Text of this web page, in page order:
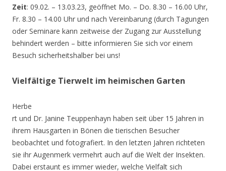
Zeit: 09.02. – 13.03.23, geöffnet Mo. – Do. 8.30 – 16.00 Uhr,
Fr. 8.30 – 14.00 Uhr und nach Vereinbarung (durch Tagungen
oder Seminare kann zeitweise der Zugang zur Ausstellung
behindert werden – bitte informieren Sie sich vor einem
Besuch sicherheitshalber bei uns!
Vielfältige Tierwelt im heimischen Garten
Herbe
rt und Dr. Janine Teuppenhayn haben seit über 15 Jahren in
ihrem Hausgarten in Bönen die tierischen Besucher
beobachtet und fotografiert. In den letzten Jahren richteten
sie ihr Augenmerk vermehrt auch auf die Welt der Insekten.
Dabei erstaunt es immer wieder, welche Vielfalt sich